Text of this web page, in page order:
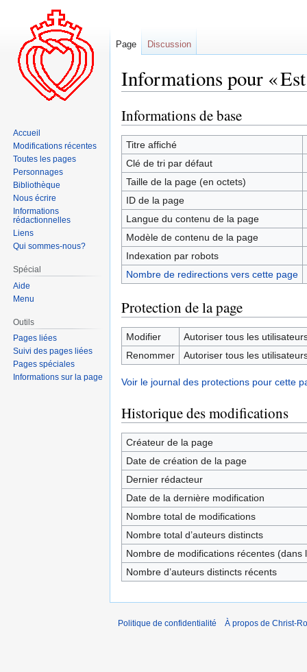
Informations pour «
Aller
à
la
navigation
Aller
à
la
recherche
Informations de base
Titre affiché
Clé de tri par défaut
Taille de la page (en octets)
ID de la page
Langue du contenu de la page
Modèle de contenu de la page
Indexation par robots
Nombre de redirections vers cette page
Protection de la page
Modifier
Autoriser tous les
Renommer
Autoriser tous les
Voir le journal des protections pour cette
Historique des modifications
Créateur de la page
Date de création de la page
Dernier rédacteur
Date de la dernière modification
Nombre total de modifications
Nombre total d’auteurs distincts
Nombre de modifications récentes (dans
Nombre d’auteurs distincts récents
Page Discussion
Accueil
Modifications récentes
Toutes les pages
Personnages
Bibliothèque
Nous écrire
Informations
rédactionnelles
Liens
Qui sommes-nous?
Spécial
Aide
Menu
Outils
Pages liées
Suivi des pages liées
Pages spéciales
Informations sur la page
Politique de confidentialité À propos de Christ-